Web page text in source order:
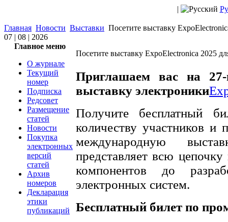
|
Главная Новости Выставки Посетите выставку
07 | 08 | 2026
Главное меню
О журнале
Текущий
номер
Подписка
Редсовет
Размещение
статей
Новости
Покупка
электронных
версий
статей
Архив
номеров
Декларация
этики
публикаций
Посетите выставку ExpoElectronica 2025
Приглашаем вас на
выставку электроники
Получите бесплатный
количеству участников
международную
представляет всю цепочку
компонентов до
электронных систем.
Бесплатный билет по